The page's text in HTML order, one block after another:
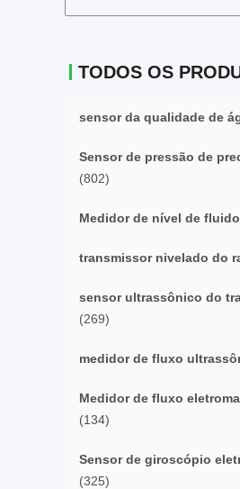
TODOS OS
sensor da qualidade de
Sensor de pressão de
(802)
Medidor de nível de fluido
transmissor nivelado do
sensor ultrassônico do
(269)
medidor de fluxo
Medidor de fluxo
(134)
Sensor de giroscópio
(325)